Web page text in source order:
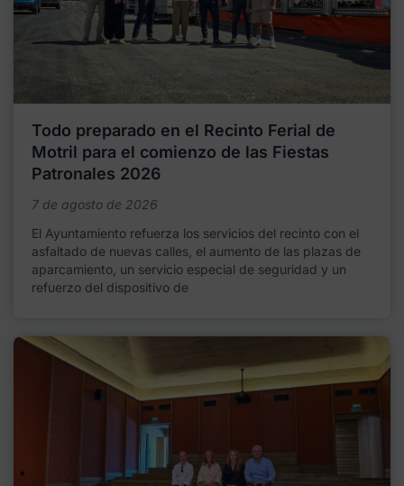
Todo preparado en el Recinto Ferial de
Motril para el comienzo de las Fiestas
Patronales 2026
7 de agosto de 2026
El Ayuntamiento refuerza los servicios del recinto con el
asfaltado de nuevas calles, el aumento de las plazas de
aparcamiento, un servicio especial de seguridad y un
refuerzo del dispositivo de